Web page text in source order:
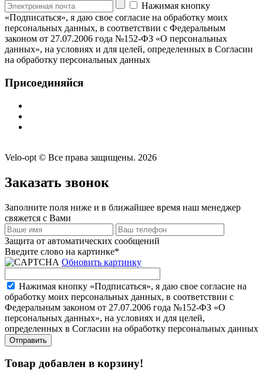
Нажимая кнопку
«Подписаться», я даю свое согласие на обработку моих
персональных данных, в соответствии с Федеральным
законом от 27.07.2006 года №152-ФЗ «О персональных
данных», на условиях и для целей, определенных в Согласии
на обработку персональных данных
Присоединяйся
Velo-opt © Все права защищены. 2026
Заказать звонок
Заполните поля ниже и в ближайшее время наш менеджер
свяжется с Вами
Защита от автоматических сообщений
Введите слово на картинке*
Обновить картинку
Нажимая кнопку «Подписаться», я даю свое согласие на
обработку моих персональных данных, в соответствии с
Федеральным законом от 27.07.2006 года №152-ФЗ «О
персональных данных», на условиях и для целей,
определенных в Согласии на обработку персональных данных
Товар добавлен в корзину!